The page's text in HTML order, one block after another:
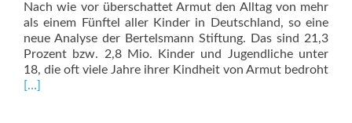
Nach wie vor überschattet Armut den Alltag von mehr
als einem Fünftel aller Kinder in Deutschland, so eine
neue Analyse der Bertelsmann Stiftung. Das sind 21,3
Prozent bzw. 2,8 Mio. Kinder und Jugendliche unter
18, die oft viele Jahre ihrer Kindheit von Armut bedroht
Read
[…]